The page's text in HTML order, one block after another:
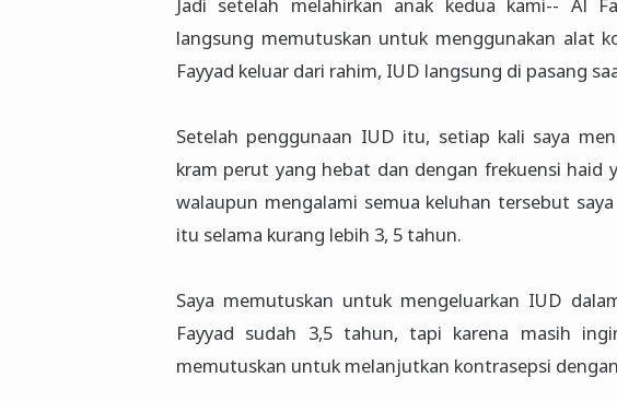
langsung memutuskan untuk menggunakan alat
Fayyad keluar dari rahim, IUD langsung di pasang
Setelah penggunaan IUD itu, setiap kali saya
kram perut yang hebat dan dengan frekuensi haid
walaupun mengalami semua keluhan tersebut
itu selama kurang lebih 3, 5 tahun.
Saya memutuskan untuk mengeluarkan IUD
Fayyad sudah 3,5 tahun, tapi karena masih
memutuskan untuk melanjutkan kontrasepsi